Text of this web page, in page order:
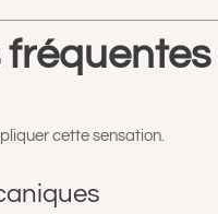
cette sensation.